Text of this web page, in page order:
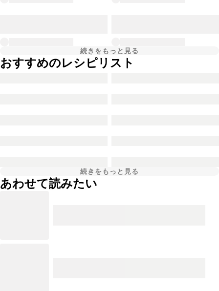
続きをもっと見る
おすすめのレシピリスト
続きをもっと見る
あわせて読みたい